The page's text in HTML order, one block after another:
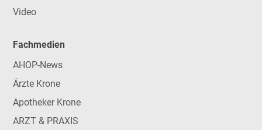
Video
Fachmedien
AHOP-News
Ärzte Krone
Apotheker Krone
ARZT & PRAXIS